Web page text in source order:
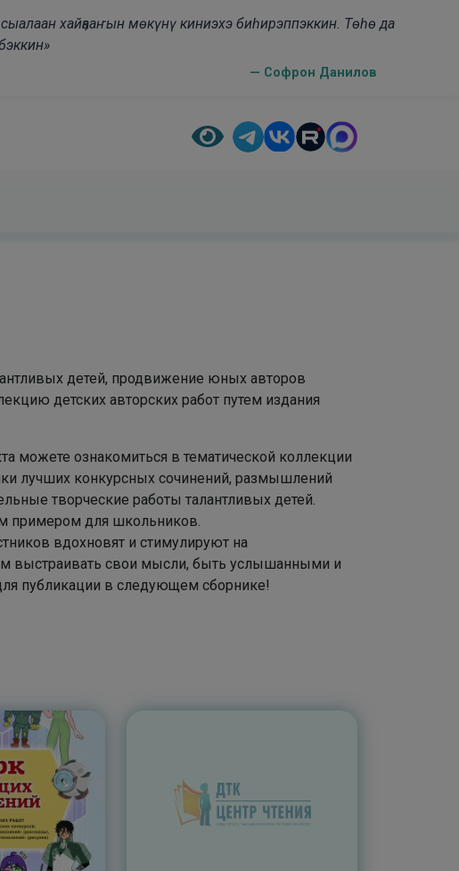
сыалаан хайҕааҥын мөкүнү киниэхэ биһирэппэккин. Төһө да
— Софрон Данилов
детей, продвижение юных авторов
детских авторских работ путем издания
можете ознакомиться в тематической коллекции
лучших конкурсных сочинений, размышлений
творческие работы талантливых детей.
примером для школьников.
вдохновят и стимулируют на
выстраивать свои мысли, быть услышанными и
публикации в следующем сборнике!